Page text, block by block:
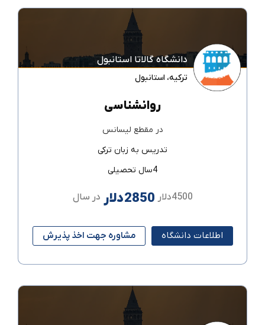
دانشگاه گالاتا استانبول
ترکیه، استانبول
روانشناسی
در مقطع لیسانس
تدریس به زبان ترکی
4سال تحصیلی
4500دلار 2850دلار در سال
اطلاعات دانشگاه مشاوره جهت اخذ پذیرش